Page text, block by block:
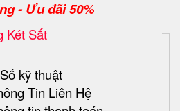
- Ưu đãi 50%
Két Sắt
kỹ thuật
Tin Liên Hệ